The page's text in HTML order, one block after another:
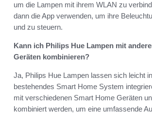
um die Lampen mit ihrem WLAN zu
dann die App verwenden, um ihre
und zu steuern.
Kann ich Philips Hue Lampen mit
Geräten kombinieren?
Ja, Philips Hue Lampen lassen sich leicht
bestehendes Smart Home System
mit verschiedenen Smart Home Geräten
kombiniert werden, um eine umfassende